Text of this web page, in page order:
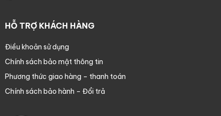
HỖ TRỢ KHÁCH HÀNG
Điều khoản sử dụng
Chính sách bảo mật thông tin
Phương thức giao hàng – thanh toán
Chính sách bảo hành – Đổi trả